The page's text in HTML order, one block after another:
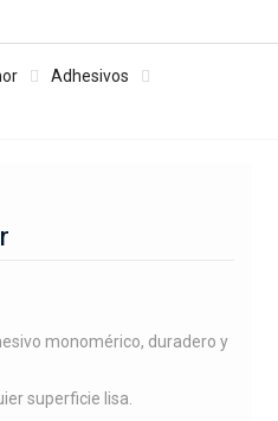
Adhesivos
monomérico, duradero y
superficie lisa.